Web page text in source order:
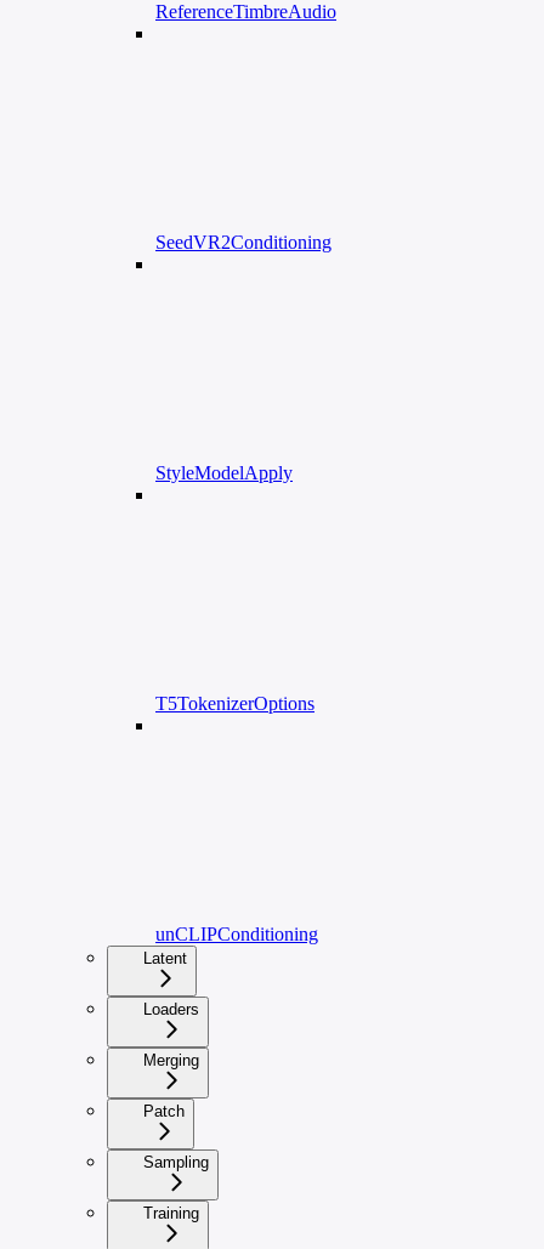
ReferenceTimbreAudio
SeedVR2Conditioning
StyleModelApply
T5TokenizerOptions
unCLIPConditioning
Latent
Loaders
Merging
Patch
Sampling
Training